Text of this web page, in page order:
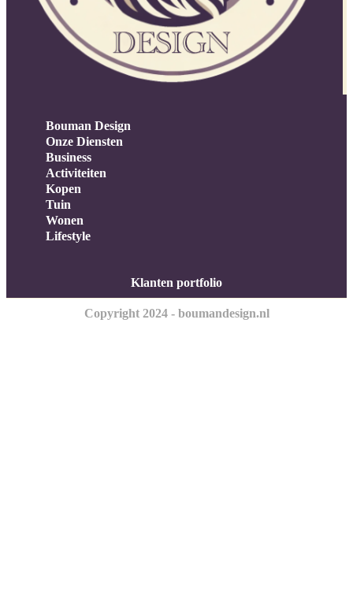
Bouman Design
Onze Diensten
Business
Activiteiten
Kopen
Tuin
Wonen
Lifestyle
Klanten portfolio
Copyright 2024 - boumandesign.nl